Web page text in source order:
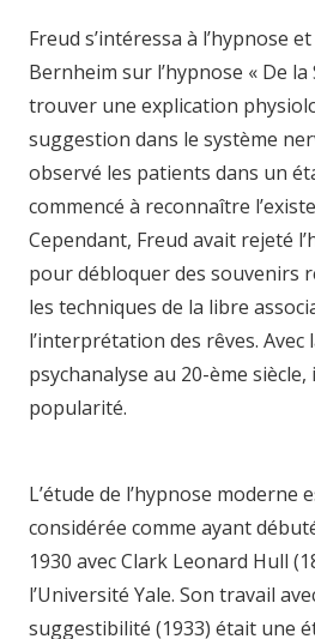
Freud s’intéressa à l’hypnose
Bernheim sur l’hypnose « De
trouver une explication
suggestion dans le système
observé les patients dans un
commencé à reconnaître
Cependant, Freud avait rejeté
pour débloquer des souvenirs
les techniques de la libre
l’interprétation des rêves. Avec
psychanalyse au 20-ème siècle,
popularité.
L’étude de l’hypnose moderne
considérée comme ayant
1930 avec Clark Leonard Hull
l’Université Yale. Son travail
suggestibilité (1933) était une